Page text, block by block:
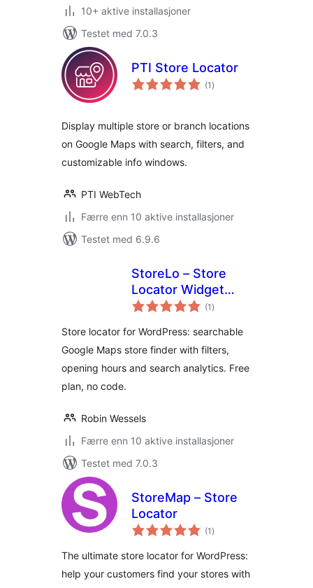
10+ aktive installasjoner
Testet med 7.0.3
PTI Store Locator
(1 totale
vurderinger
)
Display multiple store or branch locations
on Google Maps with search, filters, and
customizable info windows.
PTI WebTech
Færre enn 10 aktive installasjoner
Testet med 6.9.6
StoreLo – Store
Locator Widget
with Google Maps
(1 totale
vurderinger
)
Store locator for WordPress: searchable
Google Maps store finder with filters,
opening hours and search analytics. Free
plan, no code.
Robin Wessels
Færre enn 10 aktive installasjoner
Testet med 7.0.3
StoreMap – Store
Locator
(1 totale
vurderinger
)
The ultimate store locator for WordPress:
help your customers find your stores with